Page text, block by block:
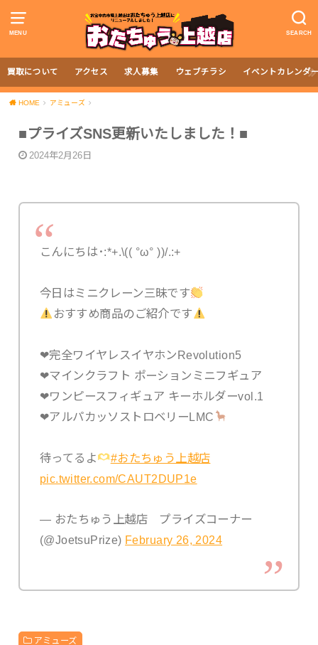
MENU SEARCH
買取について アクセス 求人募集 ウェブチラシ イベントカレンダ
HOME アミューズ
■プライズSNS更新いたしました！■
2024年2月26日
こんにちは･:*+.\(( °ω° ))/.:+
今日はミニクレーン三昧です
おすすめ商品のご紹介です
❤︎完全ワイヤレスイヤホンRevolution5
❤︎マインクラフト ポーションミニフギュア
❤︎ワンピースフィギュア キーホルダーvol.1
❤︎アルパカッソストロベリーLMC
待ってるよ
#おたちゅう上越店
pic.twitter.com/CAUT2DUP1e
— おたちゅう上越店 プライズコーナー
(@JoetsuPrize) February 26, 2024
アミューズ